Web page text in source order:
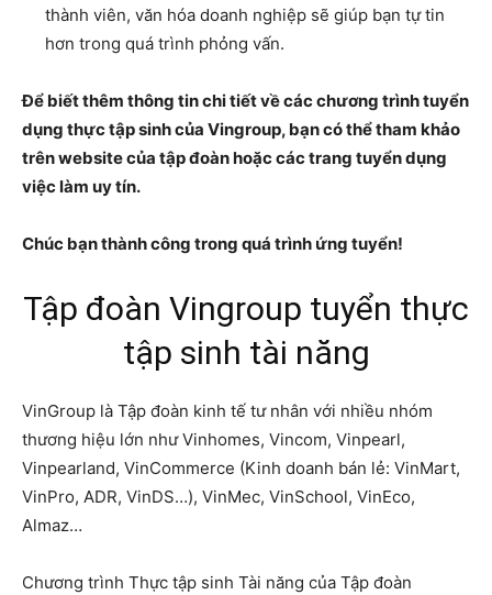
thành viên, văn hóa doanh nghiệp sẽ giúp bạn tự tin
hơn trong quá trình phỏng vấn.
Để biết thêm thông tin chi tiết về các chương trình tuyển
dụng thực tập sinh của Vingroup, bạn có thể tham khảo
trên website của tập đoàn hoặc các trang tuyển dụng
việc làm uy tín.
Chúc bạn thành công trong quá trình ứng tuyển!
Tập đoàn Vingroup tuyển thực
tập sinh tài năng
VinGroup là Tập đoàn kinh tế tư nhân với nhiều nhóm
thương hiệu lớn như Vinhomes, Vincom, Vinpearl,
Vinpearland, VinCommerce (Kinh doanh bán lẻ: VinMart,
VinPro, ADR, VinDS…), VinMec, VinSchool, VinEco,
Almaz…
Chương trình Thực tập sinh Tài năng của Tập đoàn